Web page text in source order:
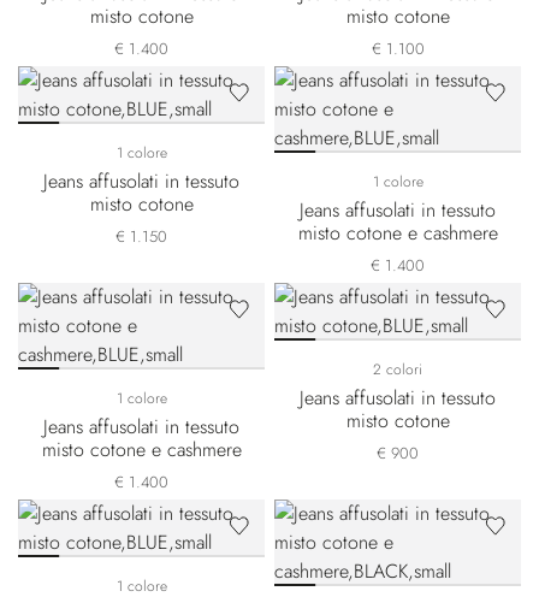
misto cotone
€ 1.400
misto cotone
€ 1.100
1 colore
Jeans affusolati in tessuto
misto cotone
€ 1.150
1 colore
Jeans affusolati in tessuto
misto cotone e cashmere
€ 1.400
1 colore
Jeans affusolati in tessuto
misto cotone e cashmere
€ 1.400
2 colori
Jeans affusolati in tessuto
misto cotone
€ 900
1 colore